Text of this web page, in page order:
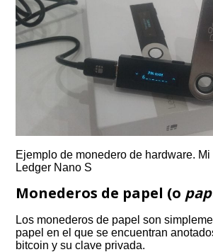
Ejemplo de monedero de hardware.
Ledger Nano S
Monederos de papel (o
Los monederos de papel son
papel en el que se encuentran
bitcoin y su clave privada.